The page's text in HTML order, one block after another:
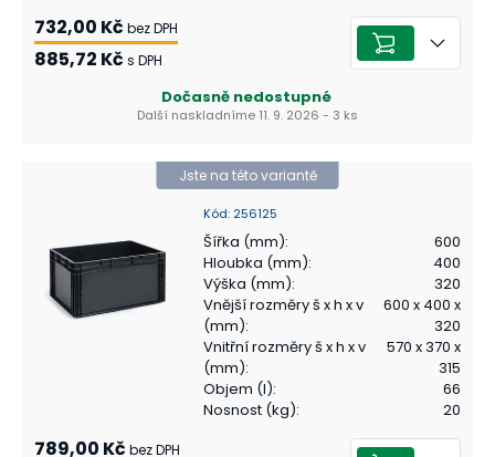
732,00 Kč bez DPH
885,72 Kč s DPH
Dočasně nedostupné
Další naskladníme 11. 9. 2026 - 3 ks
Kód: 256125
Jste na této variantě
Šířka (mm):
600
Hloubka (mm):
400
Výška (mm):
320
Vnější rozměry š x h x v
(mm):
600 x 400 x
320
Vnitřní rozměry š x h x v
(mm):
570 x 370 x
315
Objem (l):
66
Nosnost (kg): 20
789,00 Kč bez DPH